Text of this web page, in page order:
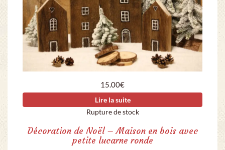
15.00€
Lire la suite
Rupture de stock
Décoration de Noël – Maison en bois avec
petite lucarne ronde